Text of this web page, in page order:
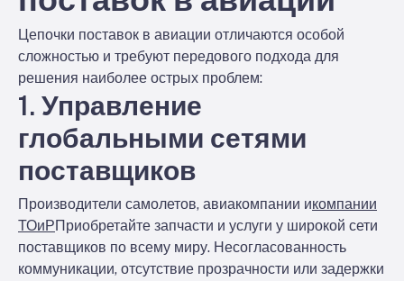
Цепочки поставок в авиации отличаются особой
сложностью и требуют передового подхода для
решения наиболее острых проблем:
1. Управление
глобальными сетями
поставщиков
Производители самолетов, авиакомпании икомпании
ТОиРПриобретайте запчасти и услуги у широкой сети
поставщиков по всему миру. Несогласованность
коммуникации, отсутствие прозрачности или задержки